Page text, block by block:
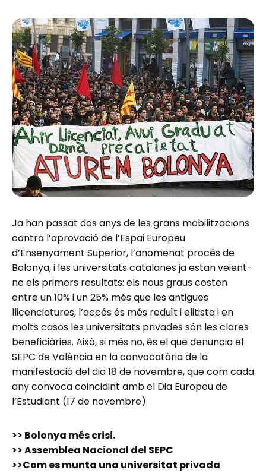
Ja han passat dos anys de les grans mobilitzacions
contra l’aprovació de l’Espai Europeu
d’Ensenyament Superior, l’anomenat procés de
Bolonya, i les universitats catalanes ja estan veient-
ne els primers resultats: els nous graus costen
entre un 10% i un 25% més que les antigues
llicenciatures, l’accés és més reduït i elitista i en
molts casos les universitats privades són les clares
beneficiàries. Això, si més no, és el que denuncia el
SEPC de València en la convocatòria de la
manifestació del dia 18 de novembre, que com cada
any convoca coincidint amb el Dia Europeu de
l’Estudiant (17 de novembre).
>> Bolonya més crisi.
>> Assemblea Nacional del SEPC
>>Com es munta una universitat privada